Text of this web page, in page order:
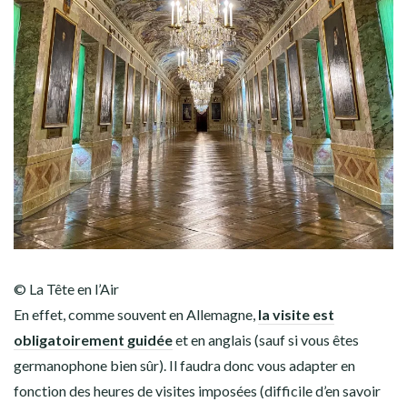
© La Tête en l’Air
En effet, comme souvent en Allemagne, la visite est
obligatoirement guidéeet en anglais (sauf si vous êtes
germanophone bien sûr). Il faudra donc vous adapter en
fonction des heures de visites imposées (difficile d’en savoir